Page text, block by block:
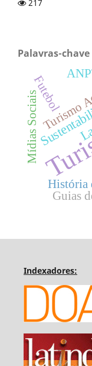
217
Palavras-chave
Mídias SociaisTurismo
História
Futebol
Guias
Indexadores: